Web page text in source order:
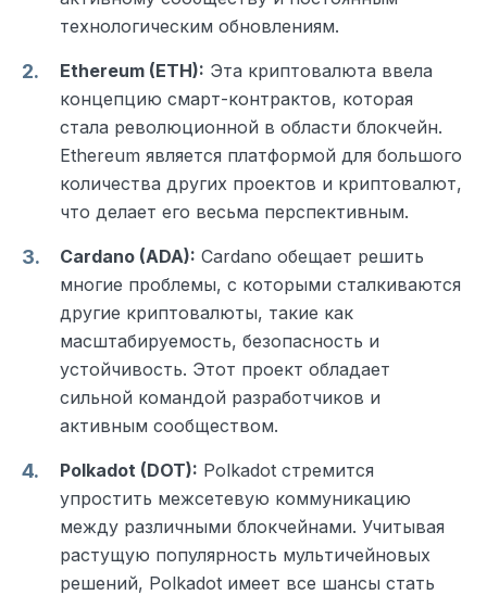
технологическим обновлениям.
Ethereum (ETH): Эта криптовалюта ввела
концепцию смарт-контрактов, которая
стала революционной в области блокчейн.
Ethereum является платформой для большого
количества других проектов и криптовалют,
что делает его весьма перспективным.
Cardano (ADA): Cardano обещает решить
многие проблемы, с которыми сталкиваются
другие криптовалюты, такие как
масштабируемость, безопасность и
устойчивость. Этот проект обладает
сильной командой разработчиков и
активным сообществом.
Polkadot (DOT): Polkadot стремится
упростить межсетевую коммуникацию
между различными блокчейнами. Учитывая
растущую популярность мультичейновых
решений, Polkadot имеет все шансы стать